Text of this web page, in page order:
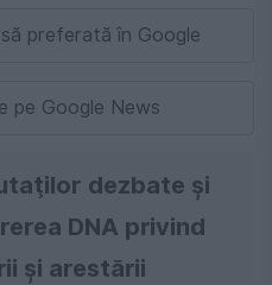
preferată în Google
pe Google News
dezbate şi
DNA privind
şi arestării